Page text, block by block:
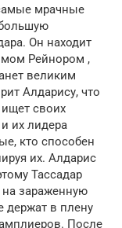
мрачные
Он находит
Рейнором ,
великим
Алдарису, что
своих
их лидера
кто способен
их. Алдарис
Тассадар
зараженную
держат в плену
После